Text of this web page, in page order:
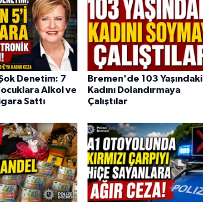
Denetim: 7
Alkol ve
Sattı
Bremen'de 103 Yaşındaki
Kadını Dolandırmaya
Çalıştılar